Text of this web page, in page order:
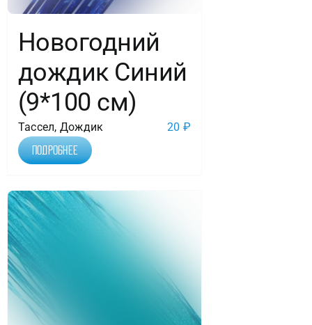
Новогодний
дождик Синий
(9*100 см)
Тассел, Дождик 20 ₽
Подробнее